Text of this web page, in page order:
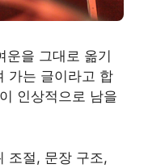
운을 그대로 옮기
가는 글이라고 합
인상적으로 남을
조절, 문장 구조,